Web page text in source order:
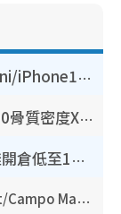
豐澤優惠勁減低至44折！Mac mini/iPhone17Pro大減價！廚房家電$220起
港大推賽馬會強化骨骼計劃！$100骨質密度X光檢查 完成免費運動訓練送超市禮券！附參加資格
開倉優惠 | 尖沙咀海港城名牌波鞋開倉低至1折！On鞋$899起／Joy&Peace鞋履$98起
開倉優惠｜銅鑼灣時代廣場Doughnut/Campo Marzio開倉低至1折！背囊、書包、手袋劈價$200起